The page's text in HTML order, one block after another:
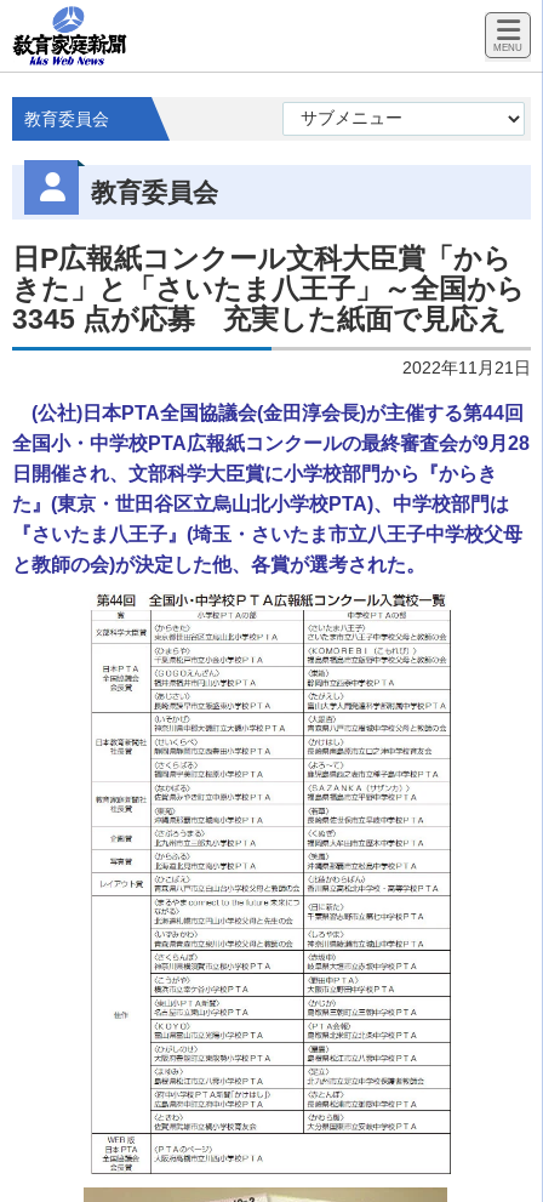
教育委員会
教育委員会
日P広報紙コンクール文科大臣賞「から
きた」と「さいたま八王子」～全国から
3345 点が応募 充実した紙面で見応え
2022年11月21日
(公社)日本PTA全国協議会(金田淳会長)が主催する第44回
全国小・中学校PTA広報紙コンクールの最終審査会が9月28
日開催され、文部科学大臣賞に小学校部門から『からき
た』(東京・世田谷区立烏山北小学校PTA)、中学校部門は
『さいたま八王子』(埼玉・さいたま市立八王子中学校父母
と教師の会)が決定した他、各賞が選考された。